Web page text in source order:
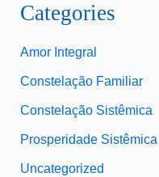
Categories
Amor Integral
Constelação Familiar
Constelação Sistêmica
Prosperidade Sistêmica
Uncategorized